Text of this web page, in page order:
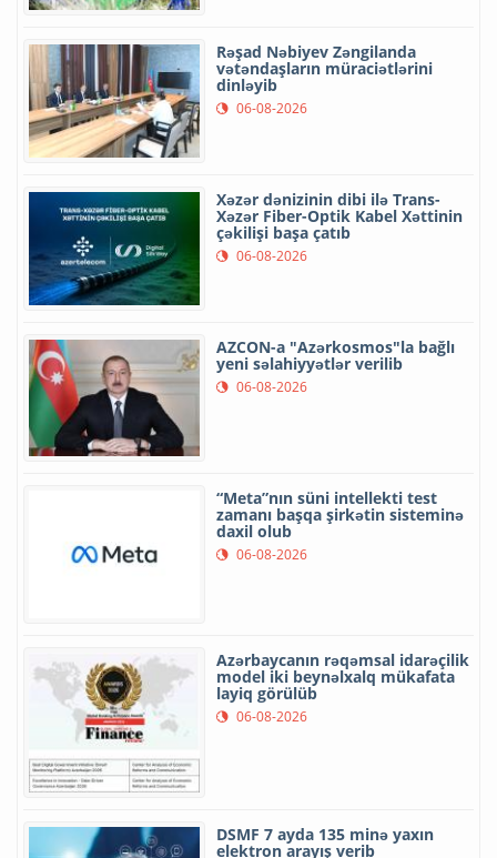
Rəşad Nəbiyev Zəngilanda
vətəndaşların müraciətlərini
dinləyib
06-08-2026
Xəzər dənizinin dibi ilə Trans-
Xəzər Fiber-Optik Kabel Xəttinin
çəkilişi başa çatıb
06-08-2026
AZCON-a "Azərkosmos"la bağlı
yeni səlahiyyətlər verilib
06-08-2026
“Meta”nın süni intellekti test
zamanı başqa şirkətin sisteminə
daxil olub
06-08-2026
Azərbaycanın rəqəmsal idarəçilik
model iki beynəlxalq mükafata
layiq görülüb
06-08-2026
DSMF 7 ayda 135 minə yaxın
elektron arayış verib